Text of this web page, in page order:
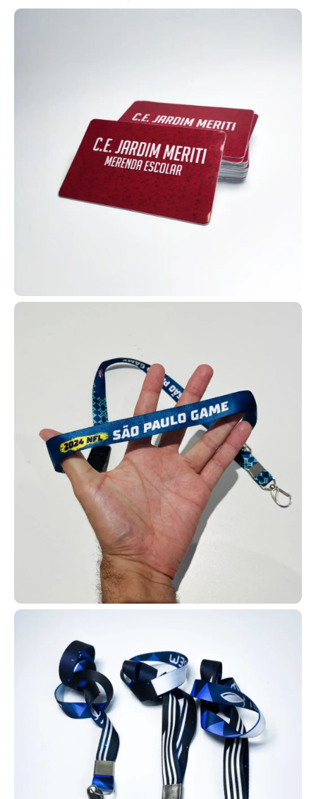
cartões RFID e credenciais, eles divulgam sua marca com